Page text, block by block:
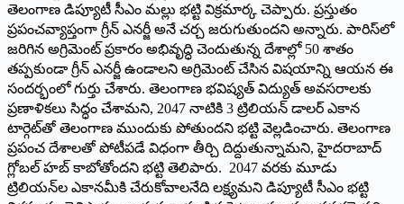
తెలంగాణ డిప్యూటీ సీఎం మల్లు భట్టి విక్రమార్క చెప్పారు. ప్రస్తుతం
ప్రపంచవ్యాప్తంగా గ్రీన్‌ ఎనర్జీ అనే చర్చ జరుగుతుందని అన్నారు. పారిస్‌లో
జరిగిన అగ్రిమెంట్‌ ‌ప్రకారం అభివృద్ధి చెందుతున్న దేశాల్లో 50 శాతం
తప్పకుండా గ్రీన్‌ ఎనర్జీ ఉండాలని అగ్రిమెంట్‌ ‌చేసిన విషయాన్ని ఆయన ఈ
సందర్భంలో గుర్తు చేశారు. తెలంగాణ భవిష్యత్‌ ‌విద్యుత్‌ అవసరాలకు
ప్రణాళికలు సిద్ధం చేశామని, 2047 నాటికి 3 ట్రిలియన్‌ ‌డాలర్‌ ఎకాన
టార్గెట్‌తో తెలంగాణ ముందుకు పోతుందని భట్టి వెల్లడించారు. తెలంగాణ
ప్రపంచ దేశాలతో పోటీపడే విధంగా తీర్చి దిద్దుతున్నామని, హైదరాబాద్‌
‌గ్లోబల్‌ ‌హబ్‌ ‌కాబోతోందని భట్టి తెలిపారు. 2047 వరకు మూడు
ట్రిలియన్‌ల ఎకానమీకి చేరుకోవాలనేది లక్ష్యమని డిప్యూటీ సీఎం భట్టి